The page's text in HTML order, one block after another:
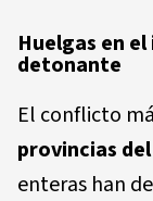
Huelgas en
detonante
El conflicto
provincias
enteras han